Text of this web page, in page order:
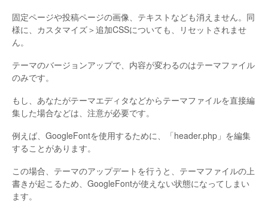
固定ページや投稿ページの画像、テキストなども消えません。同
様に、カスタマイズ＞追加CSSについても、リセットされませ
ん。
テーマのバージョンアップで、内容が変わるのはテーマファイル
のみです。
もし、あなたがテーマエディタなどからテーマファイルを直接編
集した場合などは、注意が必要です。
例えば、GoogleFontを使用するために、「header.php」を編集
することがあります。
この場合、テーマのアップデートを行うと、テーマファイルの上
書きが起こるため、GoogleFontが使えない状態になってしまい
ます。